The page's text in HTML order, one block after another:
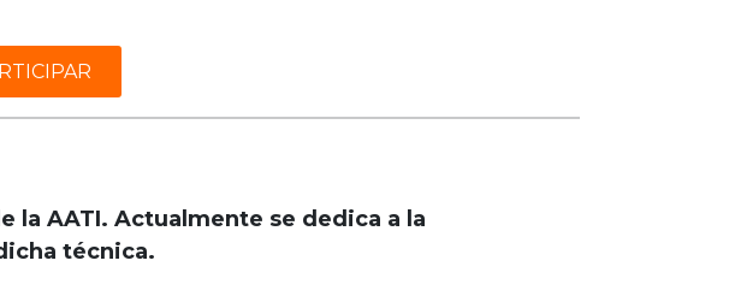
la AATI. Actualmente se dedica a la
técnica.